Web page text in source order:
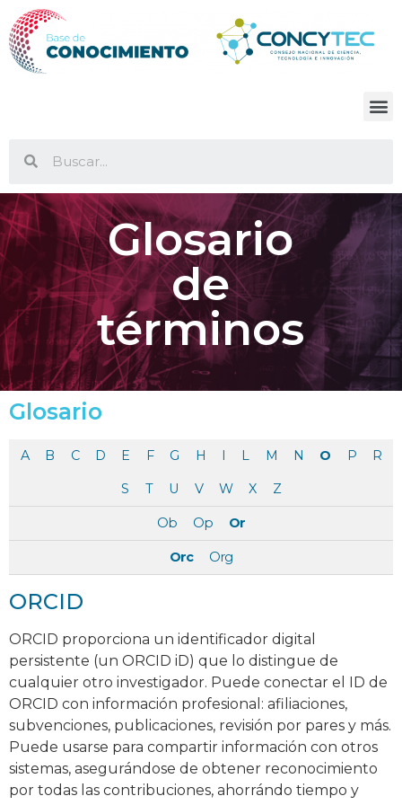
Glosario
de
términos
Glosario
A B C D E F G H I L M N O P R
S T U V W X Z
Ob Op Or
Orc Org
ORCID
ORCID proporciona un identificador digital
persistente (un ORCID iD) que lo distingue de
cualquier otro investigador. Puede conectar el ID de
ORCID con información profesional: afiliaciones,
subvenciones, publicaciones, revisión por pares y más.
Puede usarse para compartir información con otros
sistemas, asegurándose de obtener reconocimiento
por todas las contribuciones, ahorrándo tiempo y